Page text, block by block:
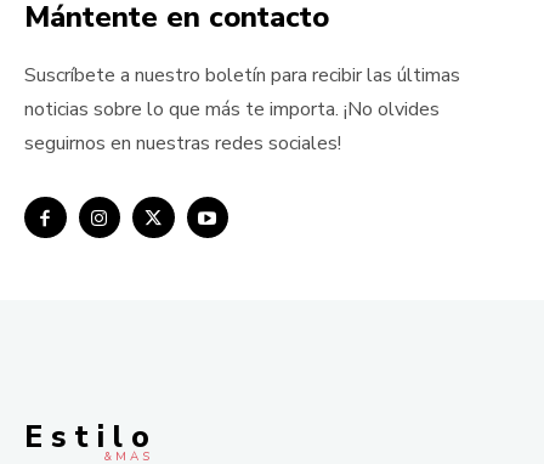
Mántente en contacto
Suscríbete a nuestro boletín para recibir las últimas
noticias sobre lo que más te importa. ¡No olvides
seguirnos en nuestras redes sociales!
E s t i l o
& M À S